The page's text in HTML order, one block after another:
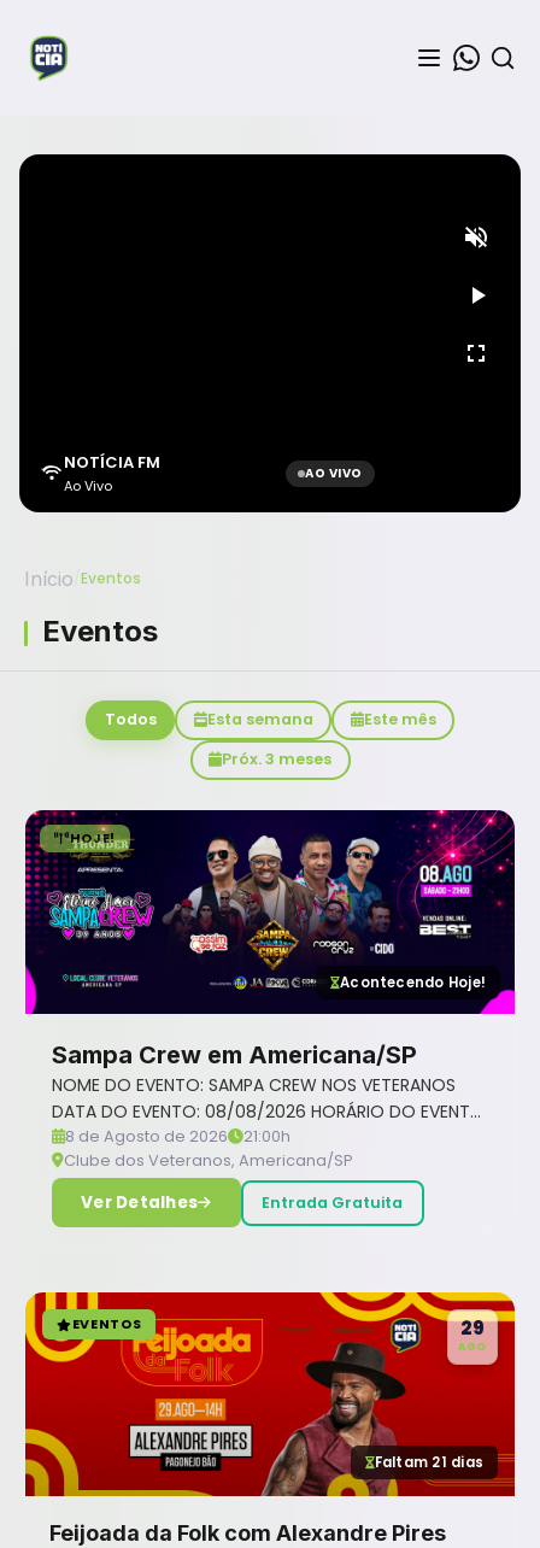
NOTÍCIA FM
Ao Vivo
AO VIVO
Início Eventos
Eventos
Todos Esta semana
Este mês
Próx. 3 meses
HOJE!
Acontecendo Hoje!
Sampa Crew em Americana/SP
NOME DO EVENTO: SAMPA CREW NOS VETERANOS
DATA DO EVENTO: 08/08/2026 HORÁRIO DO EVENTO:
21H LOCAL DO EVENTO: Clube Veteranos
8 de Agosto de 2026
21:00h
Clube dos Veteranos, Americana/SP
Ver Detalhes Entrada Gratuita
EVENTOS
Faltam 21 dias
29
AGO
Feijoada da Folk com Alexandre Pires